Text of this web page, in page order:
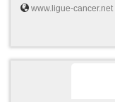
www.ligue-cancer.net